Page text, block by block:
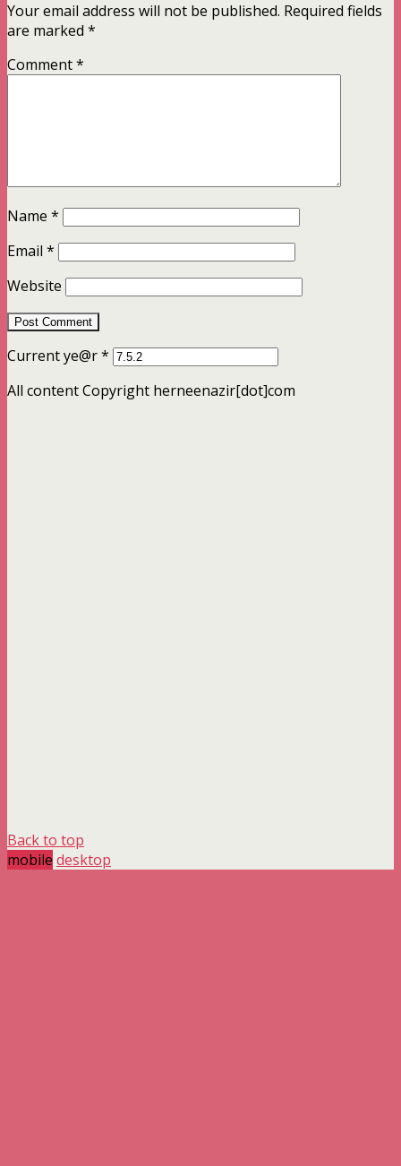
Your email address will not be published. Required fields
are marked *
Comment*
Name *
Email *
Website
Current ye@r*
All content Copyright herneenazir[dot]com
Back to top
mobile desktop